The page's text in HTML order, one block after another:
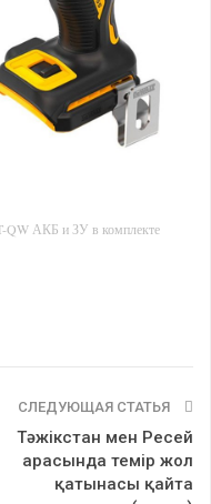
QW АКБ и ЗУ в комплекте
СЛЕДУЮЩАЯ СТАТЬЯ
Тәжікстан мен Ресей
арасында темір жол
қатынасы қайта